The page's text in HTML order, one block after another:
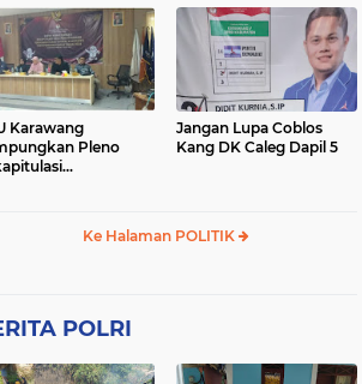
Karawang
Pleno
Jangan Lupa Coblos
Kang DK Caleg Dapil 5
Ke Halaman POLITIK
POLRI